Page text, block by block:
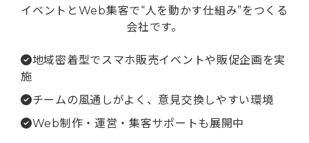
イベントとWeb集客で“人を動かす仕組み”をつくる
会社です。
地域密着型でスマホ販売イベントや販促企画を実
施
チームの風通しがよく、意見交換しやすい環境
Web制作・運営・集客サポートも展開中